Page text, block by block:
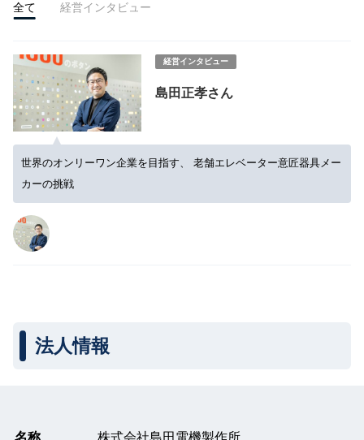
全て 経営インタビュー
経営インタビュー
島田正孝さん
世界のオンリーワン企業を目指す、 老舗エレベーター意匠器具メー
カーの挑戦
法人情報
名称 株式会社島田電機製作所